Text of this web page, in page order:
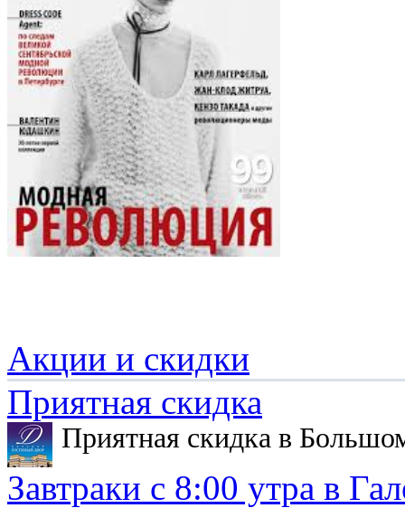
Акции и скидки
Приятная скидка
Приятная скидка в
Завтраки с 8:00 утра в